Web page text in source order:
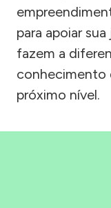
para apoiar
fazem a
conhecimento
próximo nível.